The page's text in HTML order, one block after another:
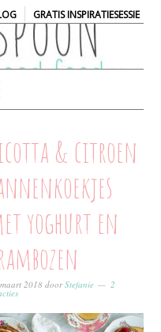
| GRATIS INSPIRATIESESSIE
& citroen
yoghurt en
2018 doorStefanie 2